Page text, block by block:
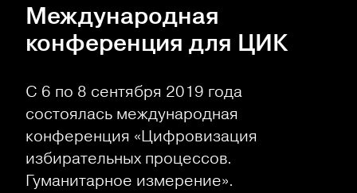
Международная
конференция для ЦИК
С 6 по 8 сентября 2019 года
состоялась международная
конференция «Цифровизация
избирательных процессов.
Гуманитарное измерение».